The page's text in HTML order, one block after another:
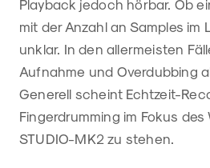
Playback jedoch hörbar. Ob
mit der Anzahl an Samples im
unklar. In den allermeisten
Aufnahme und Overdubbing
Generell scheint Echtzeit-
Fingerdrumming im Fokus des
STUDIO-MK2 zu stehen.